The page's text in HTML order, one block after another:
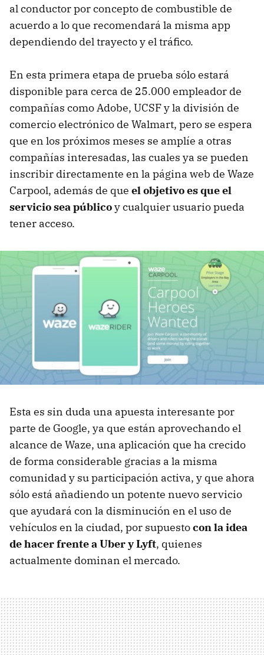
al conductor por concepto de combustible de
acuerdo a lo que recomendará la misma app
dependiendo del trayecto y el tráfico.
En esta primera etapa de prueba sólo estará
disponible para cerca de 25.000 empleador de
compañías como Adobe, UCSF y la división de
comercio electrónico de Walmart, pero se espera
que en los próximos meses se amplíe a otras
compañías interesadas, las cuales ya se pueden
inscribir directamente en la página web de Waze
Carpool, además de que el objetivo es que el
servicio sea públicoy cualquier usuario pueda
tener acceso.
Esta es sin duda una apuesta interesante por
parte de Google, ya que están aprovechando el
alcance de Waze, una aplicación que ha crecido
de forma considerable gracias a la misma
comunidad y su participación activa, y que ahora
sólo está añadiendo un potente nuevo servicio
que ayudará con la disminución en el uso de
vehículos en la ciudad, por supuestocon la idea
de hacer frente a Uber y Lyft, quienes
actualmente dominan el mercado.